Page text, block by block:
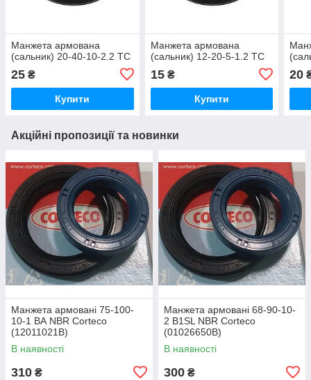
Манжета армована
(сальник) 20-40-10-2.2 TC
25 ₴
Купити
Манжета армована
(сальник) 12-20-5-1.2 TC
15₴
Купити
20
Акційні пропозиції та новинки
Манжета армовані 75-100-
10-1 BА NBR Corteco
(12011021В)
В наявності
310 ₴
Манжета армовані 68-90-10-
2 B1SL NBR Corteco
(01026650В)
В наявності
300 ₴